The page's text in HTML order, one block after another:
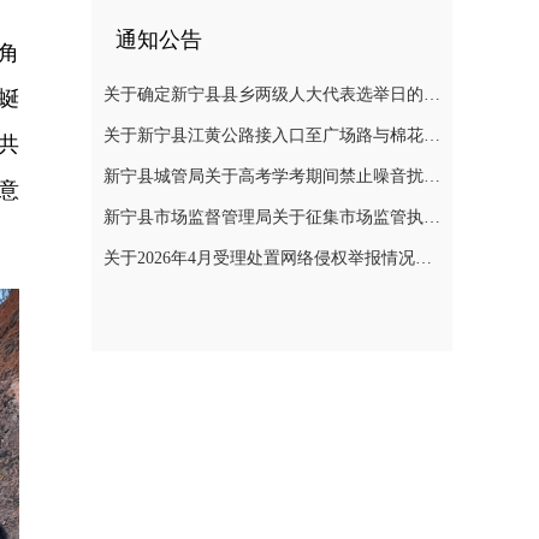
通知公告
关于确定新宁县县乡两级人大代表选举日的公告
关于新宁县江黄公路接入口至广场路与棉花糖路交叉路口实施临时交通管制的通告
新宁县城管局关于高考学考期间禁止噪音扰民的通知
新宁县市场监督管理局关于征集市场监管执法队伍“清风铁纪”教育整顿专项行动问题线索的公告
关于2026年4月受理处置网络侵权举报情况的公示